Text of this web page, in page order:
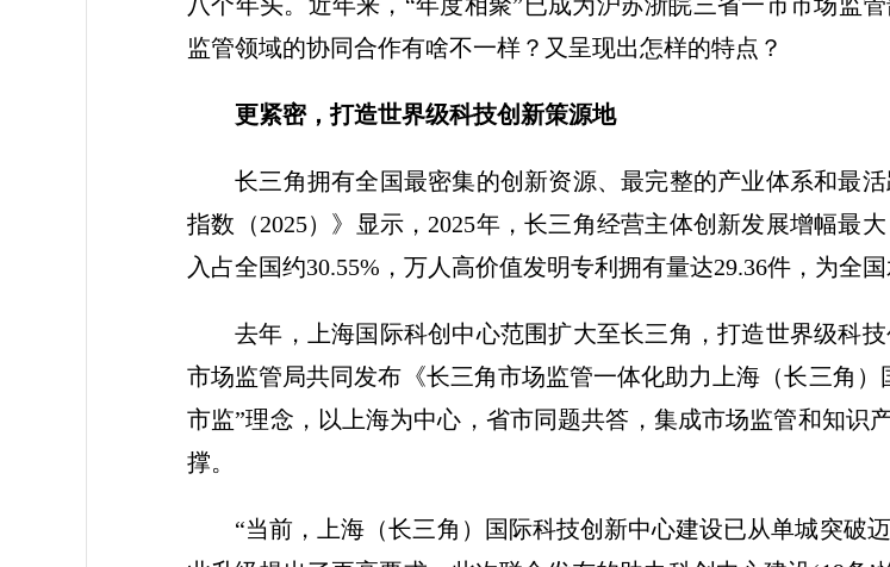
监管领域的协同合作有啥不一样？又呈现出怎样的特点？
更紧密，打造世界级科技创新策源地
长三角拥有全国最密集的创新资源、最完整的产业体系和最
指数（2025）》显示，2025年，长三角经营主体创新发展增幅最
入占全国约30.55%，万人高价值发明专利拥有量达29.36件，为全
去年，上海国际科创中心范围扩大至长三角，打造世界级科
市场监管局共同发布《长三角市场监管一体化助力上海（长三角
市监”理念，以上海为中心，省市同题共答，集成市场监管和知识
撑。
“当前，上海（长三角）国际科技创新中心建设已从单城突破